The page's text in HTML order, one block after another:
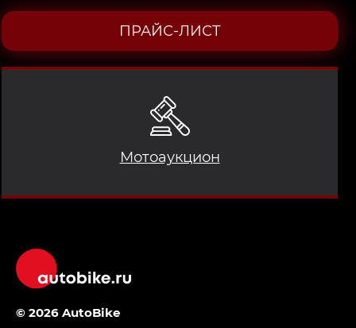
Мотоаукцион
ПРАЙС-ЛИСТ
© 2026 AutoBike